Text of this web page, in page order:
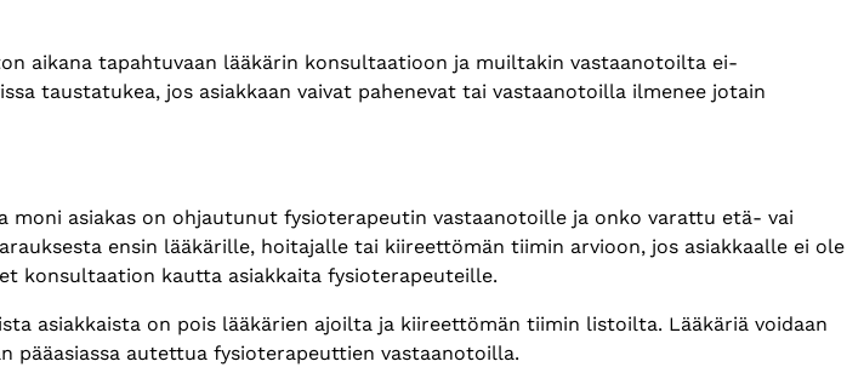
aikana tapahtuvaan lääkärin konsultaatioon ja muiltakin vastaanotoilta ei-
taustatukea, jos asiakkaan vaivat pahenevat tai vastaanotoilla ilmenee jotain
asiakas on ohjautunut fysioterapeutin vastaanotoille ja onko varattu etä- vai
ensin lääkärille, hoitajalle tai kiireettömän tiimin arvioon, jos asiakkaalle ei ole
konsultaation kautta asiakkaita fysioterapeuteille.
asiakkaista on pois lääkärien ajoilta ja kiireettömän tiimin listoilta. Lääkäriä voidaan
pääasiassa autettua fysioterapeuttien vastaanotoilla.